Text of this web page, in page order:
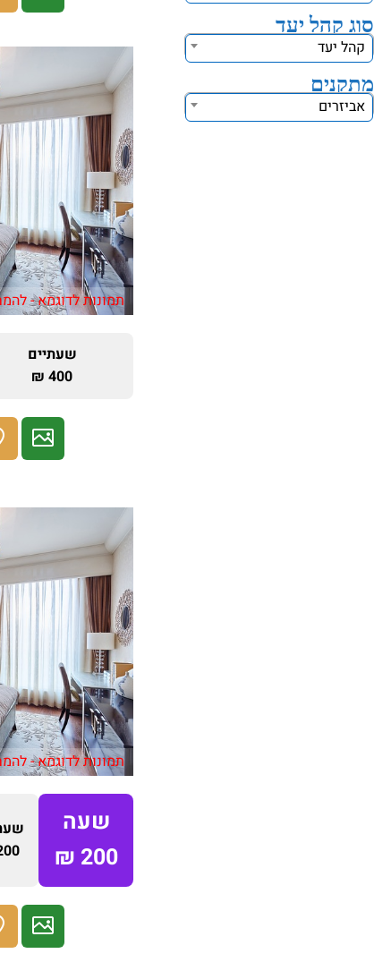
סוג קהל יעד
קהל יעד
מתקנים
אביזרים
תמונות לדוגמא -
שעתיים
400 ₪
תמונות לדוגמא -
שעה
200 ₪
₪